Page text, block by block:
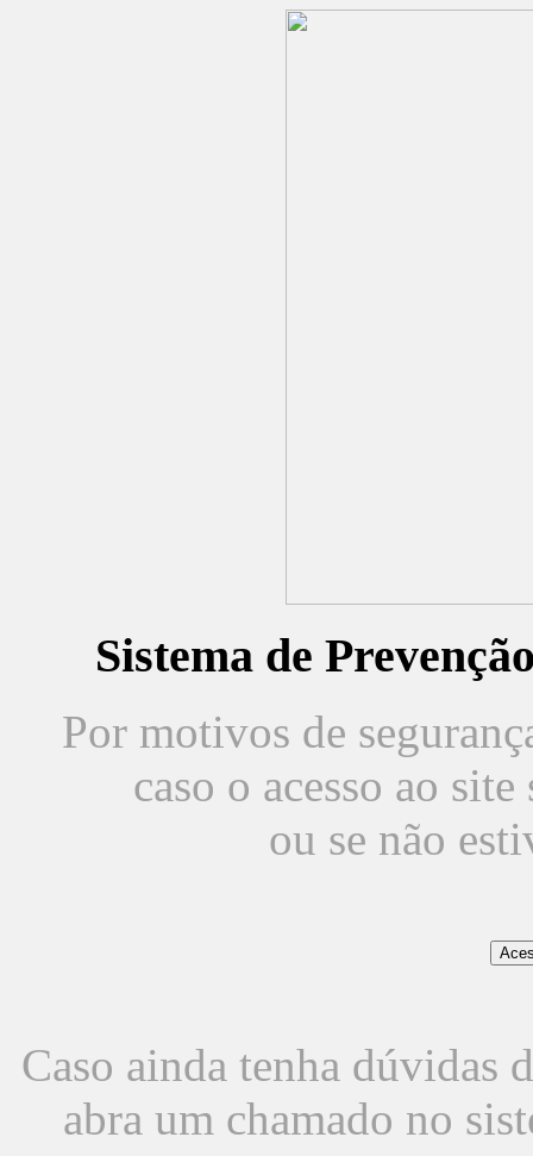
Sistema de
Por motivos de
caso o acesso ao
ou se não
Caso ainda tenha dúvidas
abra um chamado no